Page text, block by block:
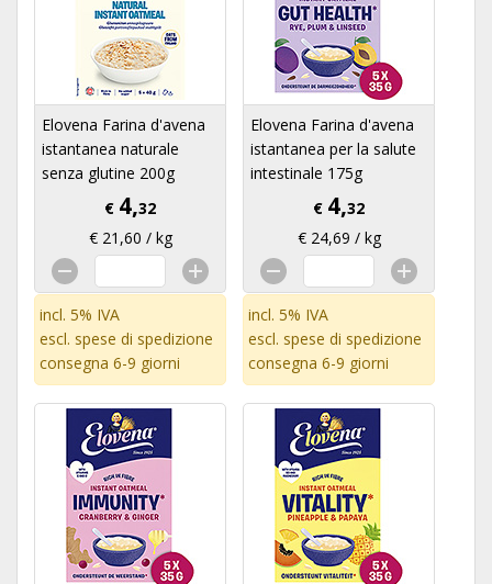
Elovena Farina d'avena
istantanea naturale
senza glutine 200g
€ 4,32
€ 21,60 / kg
incl. 5% IVA
escl. spese di spedizione
consegna 6-9 giorni
Elovena Farina d'avena
istantanea per la salute
intestinale 175g
€ 4,32
€ 24,69 / kg
incl. 5% IVA
escl. spese di spedizione
consegna 6-9 giorni